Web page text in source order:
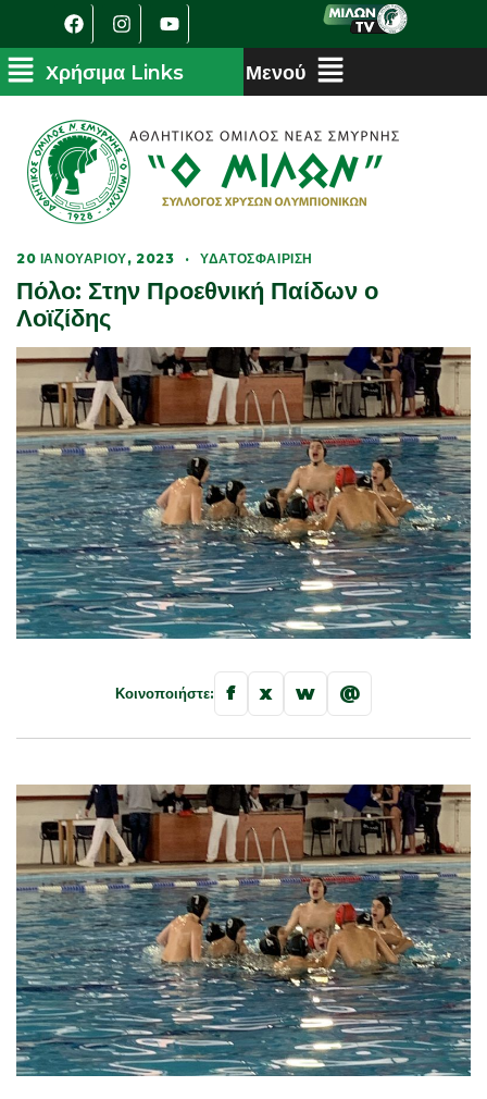
20 ΙΑΝΟΥΑΡΊΟΥ, 2023 · ΥΔΑΤΟΣΦΑΊΡΙΣΗ
Πόλο: Στην Προεθνική Παίδων ο
Λοϊζίδης
Κοινοποιήστε: f x w @